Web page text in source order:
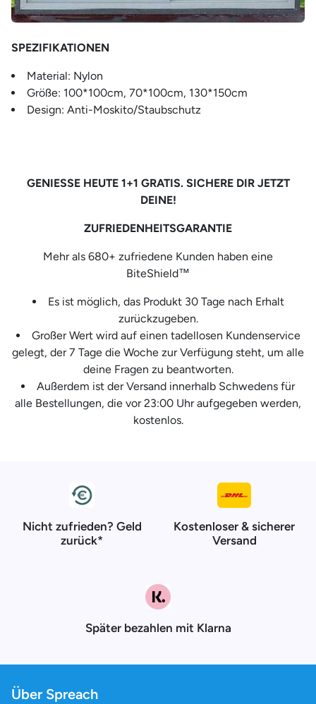
SPEZIFIKATIONEN
Material: Nylon
Größe: 100*100cm, 70*100cm, 130*150cm
Design: Anti-Moskito/Staubschutz
GENIESSE HEUTE 1+1 GRATIS. SICHERE DIR JETZT
DEINE!
ZUFRIEDENHEITSGARANTIE
Mehr als 680+ zufriedene Kunden haben eine
BiteShield™
Es ist möglich, das Produkt 30 Tage nach Erhalt
zurückzugeben.
Großer Wert wird auf einen tadellosen Kundenservice
gelegt, der 7 Tage die Woche zur Verfügung steht, um alle
deine Fragen zu beantworten.
Außerdem ist der Versand innerhalb Schwedens für
alle Bestellungen, die vor 23:00 Uhr aufgegeben werden,
kostenlos.
Nicht zufrieden? Geld
zurück*
Kostenloser & sicherer
Versand
Später bezahlen mit Klarna
Über Spreach